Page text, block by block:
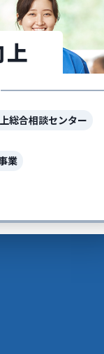
総合相談センター
業